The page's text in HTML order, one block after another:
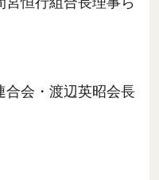
会・渡辺英昭会長